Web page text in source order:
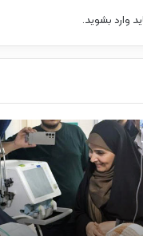
وارد بشوید.
ح
ک